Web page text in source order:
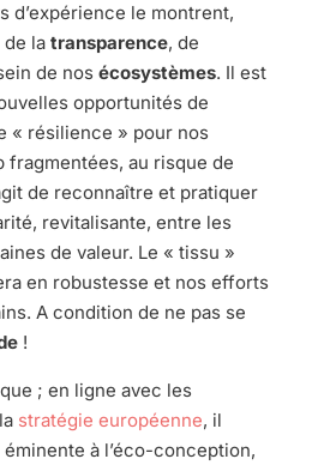
d’expérience le montrent,
de la transparence, de
de nos écosystèmes. Il est
opportunités de
« résilience » pour nos
au risque de
de reconnaître et pratiquer
revitalisante, entre les
de valeur. Le « tissu »
en robustesse et nos efforts
A condition de ne pas se
!
; en ligne avec les
stratégie européenne, il
à l’éco-conception,